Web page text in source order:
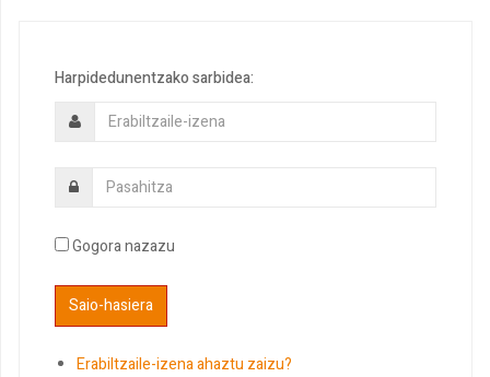
Harpidedunentzako sarbidea:
Gogora nazazu
Erabiltzaile-izena ahaztu zaizu?